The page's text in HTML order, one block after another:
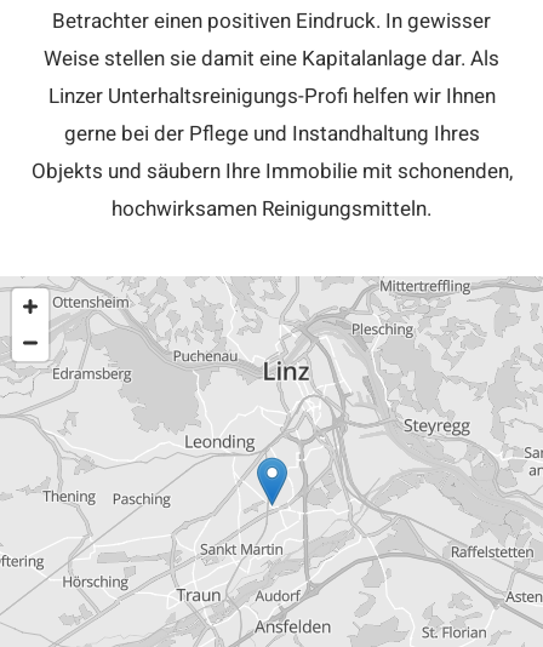
Betrachter einen positiven Eindruck. In gewisser
Weise stellen sie damit eine Kapitalanlage dar. Als
Linzer Unterhaltsreinigungs-Profi helfen wir Ihnen
gerne bei der Pflege und Instandhaltung Ihres
Objekts und säubern Ihre Immobilie mit schonenden,
hochwirksamen Reinigungsmitteln.